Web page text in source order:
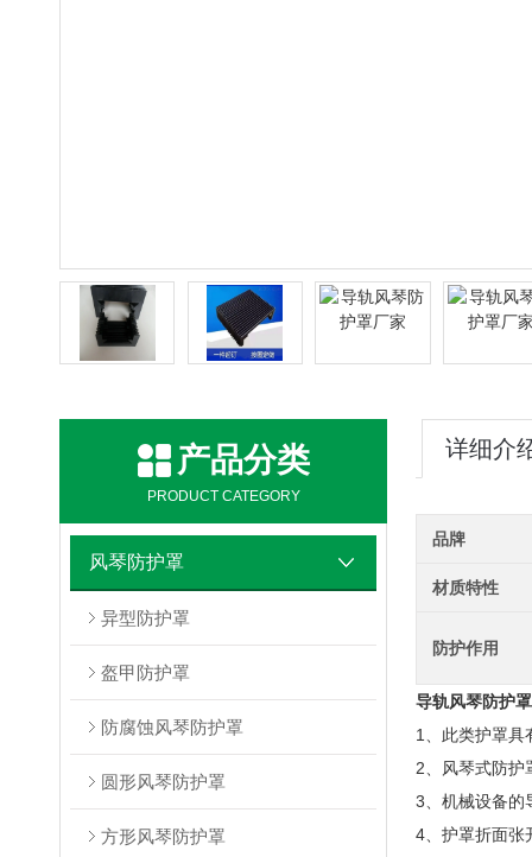
产品分类
PRODUCT CATEGORY
风琴防护罩
异型防护罩
盔甲防护罩
防腐蚀风琴防护罩
圆形风琴防护罩
方形风琴防护罩
详细介
品牌
材质特性
防护作用
导轨风琴防护
1、此类护罩具
2、风琴式防护
3、机械设备的
4、护罩折面张